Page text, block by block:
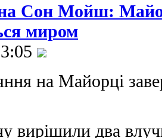
Сон Мойш:
миром
на Майорці
вирішили два